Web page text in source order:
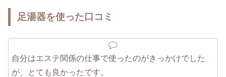
足湯器を使った口コミ
自分はエステ関係の仕事で使ったのがきっかけでした
が、とても良かったです。